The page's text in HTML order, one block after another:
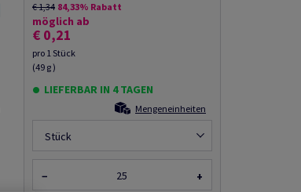
€ 1,34 84,33% Rabatt
möglich ab
€ 0,21
pro 1 Stück
(49 g )
LIEFERBAR IN 4 TAGEN
Mengeneinheiten
Stück
− +